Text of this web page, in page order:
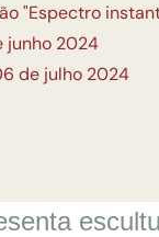
"Espectro
junho 2024
de julho 2024